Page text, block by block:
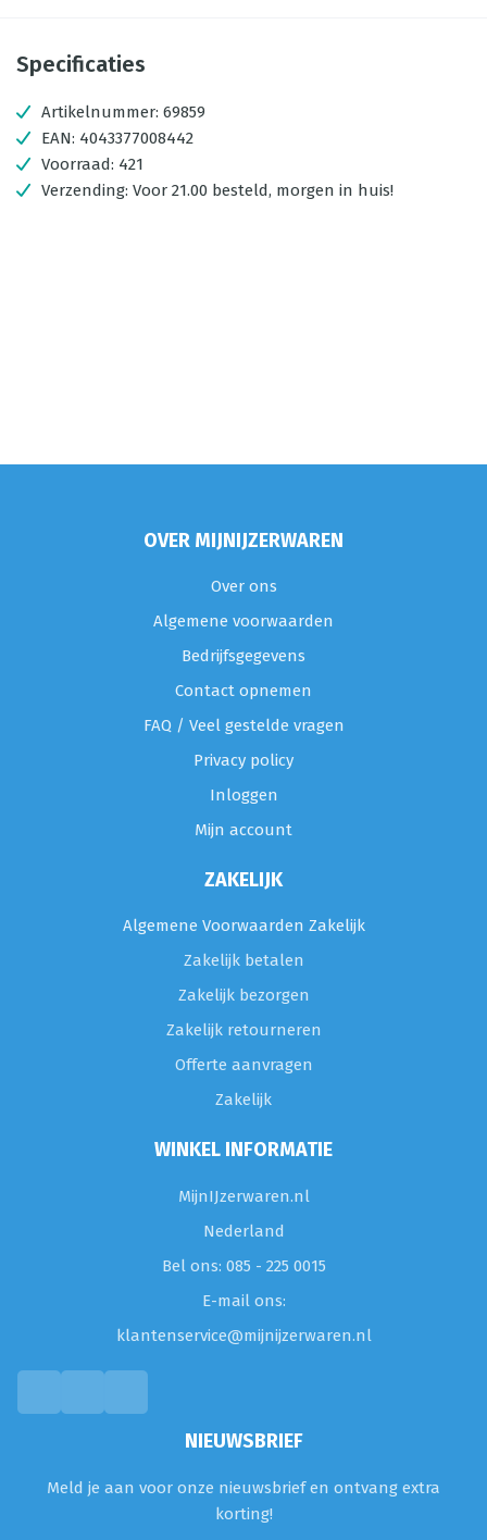
Specificaties
Artikelnummer: 69859
EAN: 4043377008442
Voorraad: 421
Verzending: Voor 21.00 besteld, morgen in huis!
OVER MIJNIJZERWAREN
Over ons
Algemene voorwaarden
Bedrijfsgegevens
Contact opnemen
FAQ / Veel gestelde vragen
Privacy policy
Inloggen
Mijn account
ZAKELIJK
Algemene Voorwaarden Zakelijk
Zakelijk betalen
Zakelijk bezorgen
Zakelijk retourneren
Offerte aanvragen
Zakelijk
WINKEL INFORMATIE
MijnIJzerwaren.nl
Nederland
Bel ons: 085 - 225 0015
E-mail ons:
klantenservice@mijnijzerwaren.nl
NIEUWSBRIEF
Meld je aan voor onze nieuwsbrief en ontvang extra
korting!